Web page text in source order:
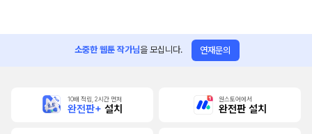
소중한 웹툰 작가님을 모십니다. 연재문의
10배 적립, 2시간 먼저
완전판+ 설치
원스토어에서
완전판 설치